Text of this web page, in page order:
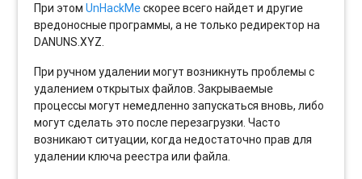
При этомUnHackMeскорее всего найдет и другие
вредоносные программы, а не только редиректор на
DANUNS.XYZ.
При ручном удалении могут возникнуть проблемы с
удалением открытых файлов. Закрываемые
процессы могут немедленно запускаться вновь, либо
могут сделать это после перезагрузки. Часто
возникают ситуации, когда недостаточно прав для
удалении ключа реестра или файла.